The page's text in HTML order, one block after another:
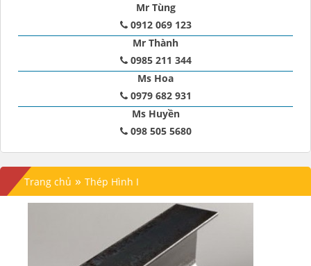
Mr Tùng
0912 069 123
Mr Thành
0985 211 344
Ms Hoa
0979 682 931
Ms Huyền
098 505 5680
Trang chủ » Thép Hình I